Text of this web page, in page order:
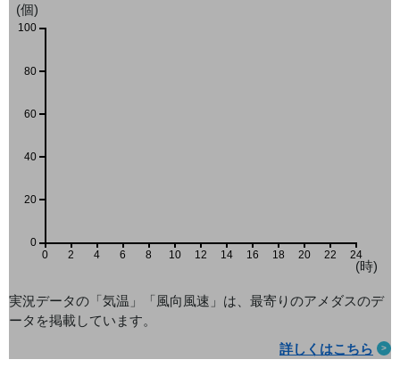
0 2 4 6 8 10 12 14 16 18 20 22 24
(個)
(時)
0
20
40
60
80
100
実況データの「気温」「風向風速」は、最寄りのアメダスのデ
ータを掲載しています。
詳しくはこちら